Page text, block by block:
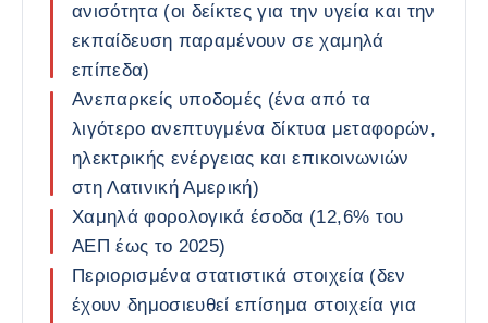
ανισότητα (οι δείκτες για την υγεία και την
εκπαίδευση παραμένουν σε χαμηλά
επίπεδα)
Ανεπαρκείς υποδομές (ένα από τα
λιγότερο ανεπτυγμένα δίκτυα μεταφορών,
ηλεκτρικής ενέργειας και επικοινωνιών
στη Λατινική Αμερική)
Χαμηλά φορολογικά έσοδα (12,6% του
ΑΕΠ έως το 2025)
Περιορισμένα στατιστικά στοιχεία (δεν
έχουν δημοσιευθεί επίσημα στοιχεία για